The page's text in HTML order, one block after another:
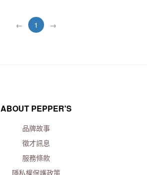
← 1 →
ABOUT PEPPER'S
品牌故事
徵才訊息
服務條款
隱私權保護政策